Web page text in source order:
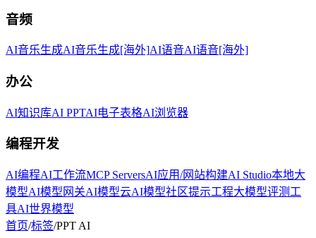
音频
AI音乐生成AI音乐生成[海外]AI语音AI语音[海外]
办公
AI知识库AI PPTAI电子表格AI浏览器
编程开发
AI编程AI工作流MCP ServersAI应用/网站构建AI Studio本地大
模型AI模型网关AI模型云AI模型社区提示工程大模型评测工
具AI世界模型
首页/标签/PPT AI